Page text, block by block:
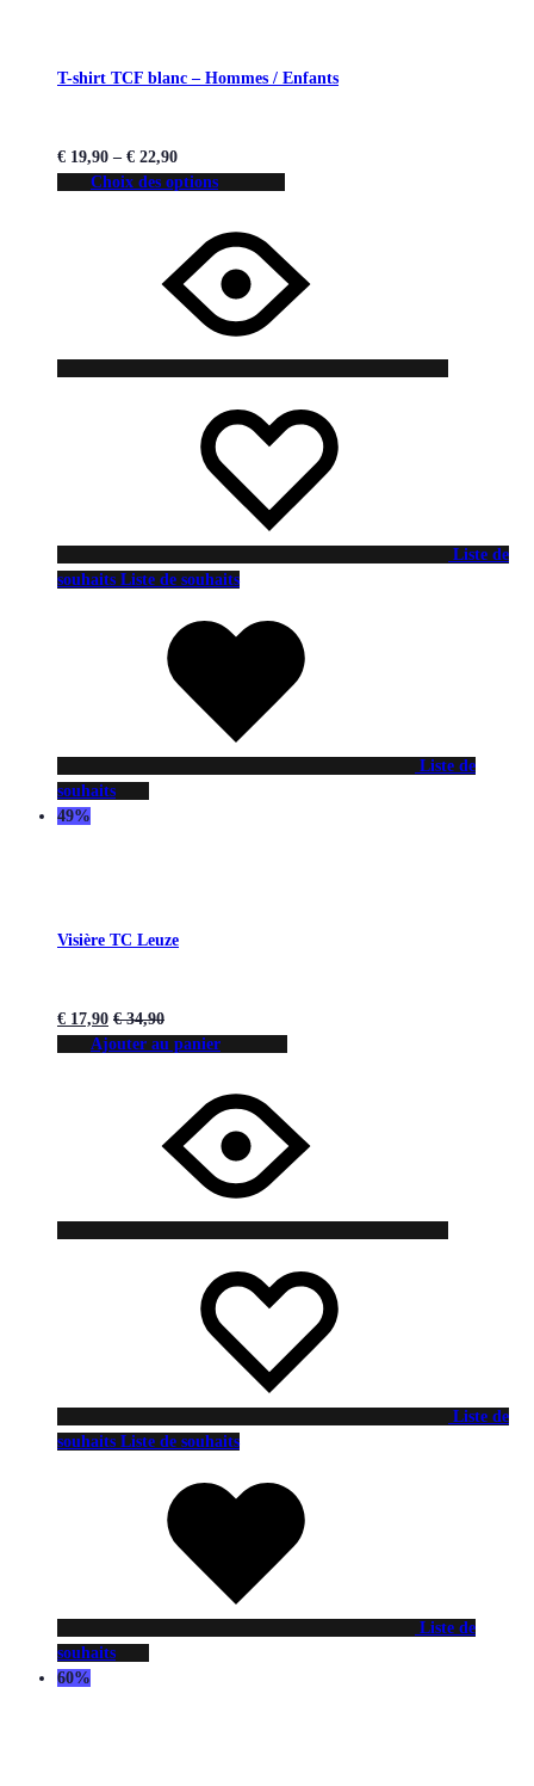
T-shirt TCF blanc – Hommes / Enfants
€ 19,90 – € 22,90
Choix des options
Liste de
souhaits Liste de souhaits
Liste de
souhaits
49%
Visière TC Leuze
€ 17,90 €34,90
Ajouter au panier
Liste de
souhaits Liste de souhaits
Liste de
souhaits
60%